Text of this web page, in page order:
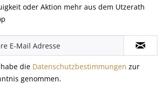
oder Aktion mehr aus dem Utzerath
die Datenschutzbestimmungen zur
genommen.